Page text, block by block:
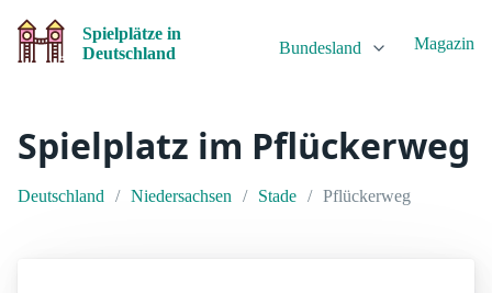
Spielplätze in
Deutschland
Bundesland Magazin
Spielplatz im Pflückerweg
Deutschland Niedersachsen Stade Pflückerweg